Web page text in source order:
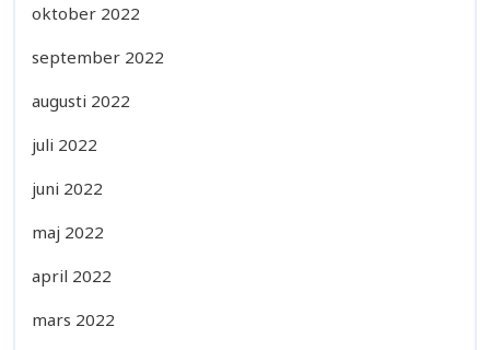
oktober 2022
september 2022
augusti 2022
juli 2022
juni 2022
maj 2022
april 2022
mars 2022